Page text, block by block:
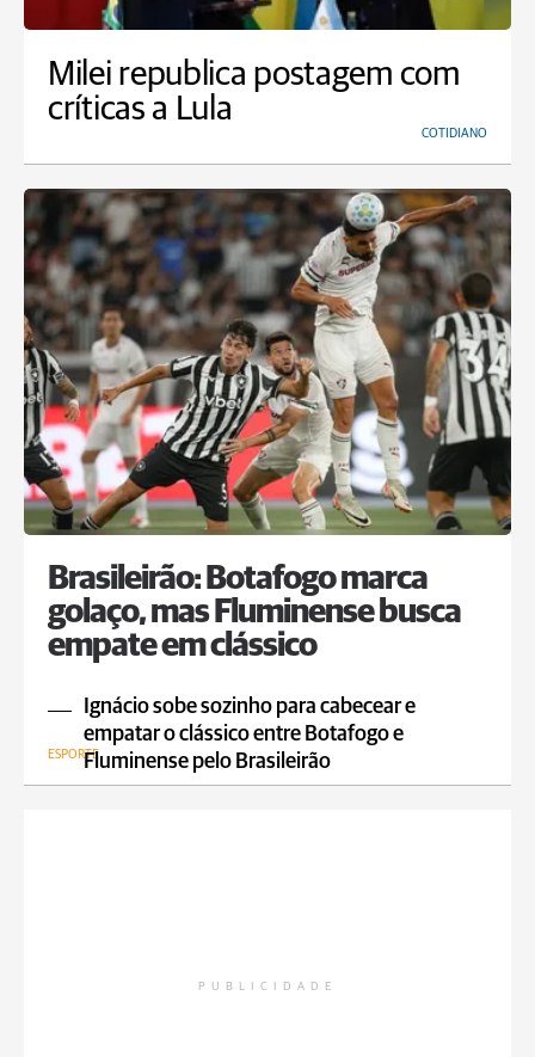
Milei republica postagem com
críticas a Lula
COTIDIANO
Brasileirão: Botafogo marca
golaço, mas Fluminense busca
empate em clássico
Ignácio sobe sozinho para cabecear e
empatar o clássico entre Botafogo e
Fluminense pelo Brasileirão
ESPORTE
PUBLICIDADE